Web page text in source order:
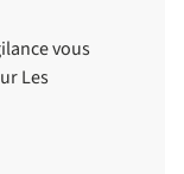
vous
Les